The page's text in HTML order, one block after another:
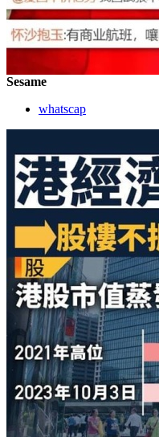
Sesame
whatscap